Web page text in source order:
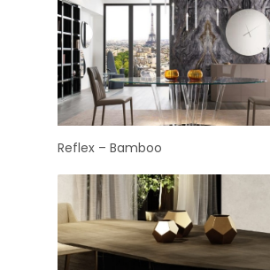
Reflex – Bamboo